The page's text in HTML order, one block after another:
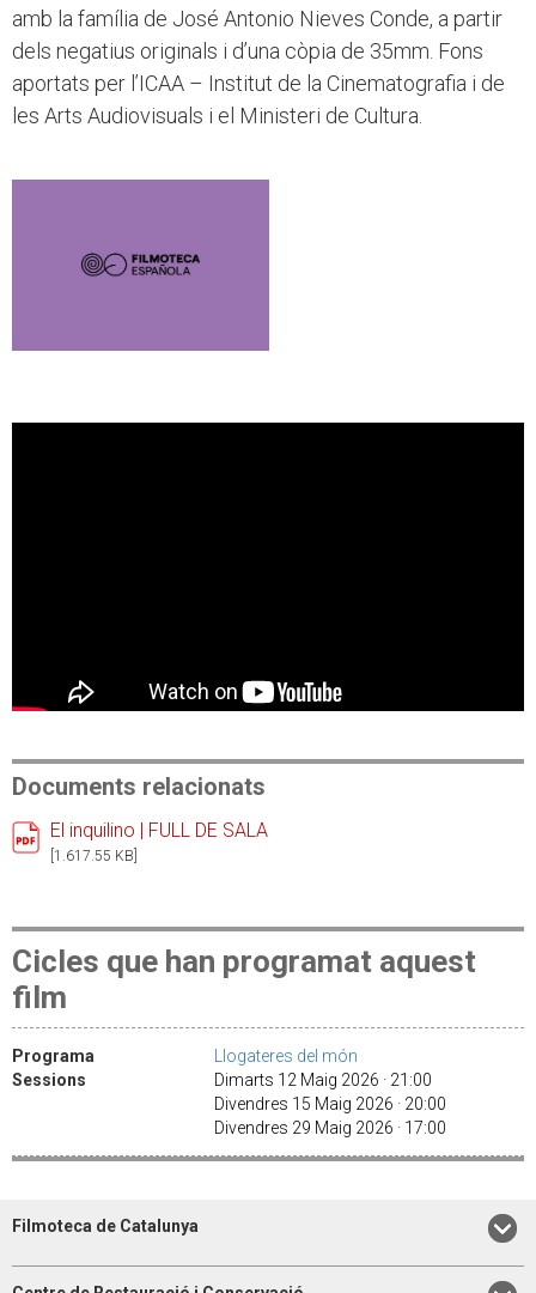
amb la família de José Antonio Nieves Conde, a partir
dels negatius originals i d’una còpia de 35mm. Fons
aportats per l’ICAA – Institut de la Cinematografia i de
les Arts Audiovisuals i el Ministeri de Cultura.
Documents relacionats
El inquilino | FULL DE SALA
[1.617.55 KB]
Cicles que han programat aquest
film
Programa
Llogateres del món
Sessions
Dimarts 12 Maig 2026 · 21:00
Divendres 15 Maig 2026 · 20:00
Divendres 29 Maig 2026 · 17:00
Filmoteca de Catalunya